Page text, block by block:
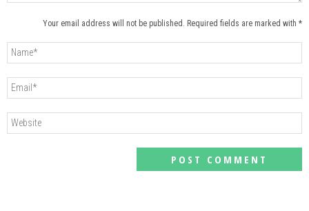
Your email address will not be published. Required fields are marked with *